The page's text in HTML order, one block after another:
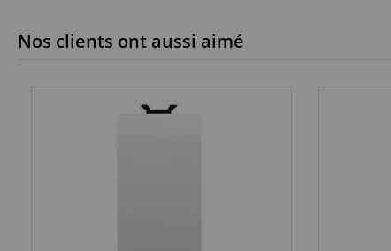
Nos clients ont aussi aimé